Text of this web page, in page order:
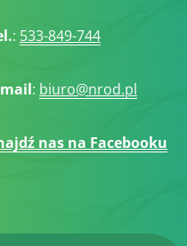
: 533-849-744
mail: biuro@nrod.pl
nas na Facebooku